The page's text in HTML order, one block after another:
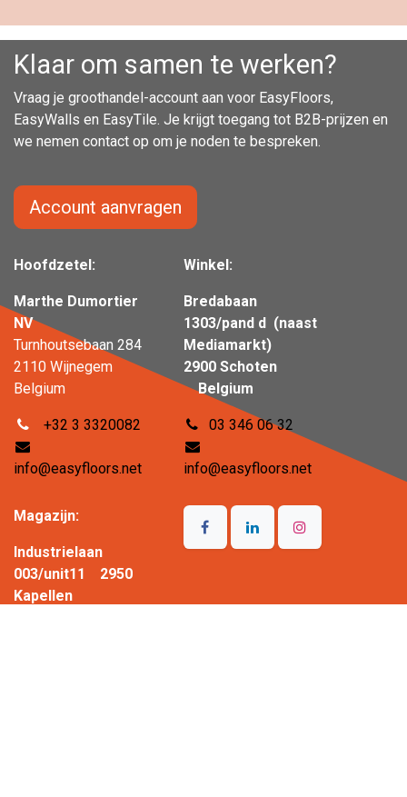
Klaar om samen te werken?
Vraag je groothandel-account aan voor EasyFloors,
EasyWalls en EasyTile. Je krijgt toegang tot B2B-prijzen en
we nemen contact op om je noden te bespreken.
Hoofdzetel:
Marthe Dumortier
NV
Turnhoutsebaan 284
2110 Wijnegem
Belgium
+32 3 3320082
info@easyfloors.net
Winkel:
Bredabaan
1303/pand d (naast
Mediamarkt)
2900 Schoten
Belgium
03 346 06 32
info@easyfloors.net
Magazijn:
Industrielaan
003/unit11 2950
Kapellen
Account aanvragen